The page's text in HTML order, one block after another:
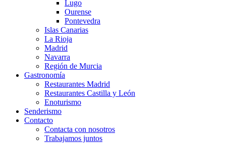
Lugo
Ourense
Pontevedra
Islas Canarias
La Rioja
Madrid
Navarra
Región de Murcia
Gastronomía
Restaurantes Madrid
Restaurantes Castilla y León
Enoturismo
Senderismo
Contacto
Contacta con nosotros
Trabajamos juntos